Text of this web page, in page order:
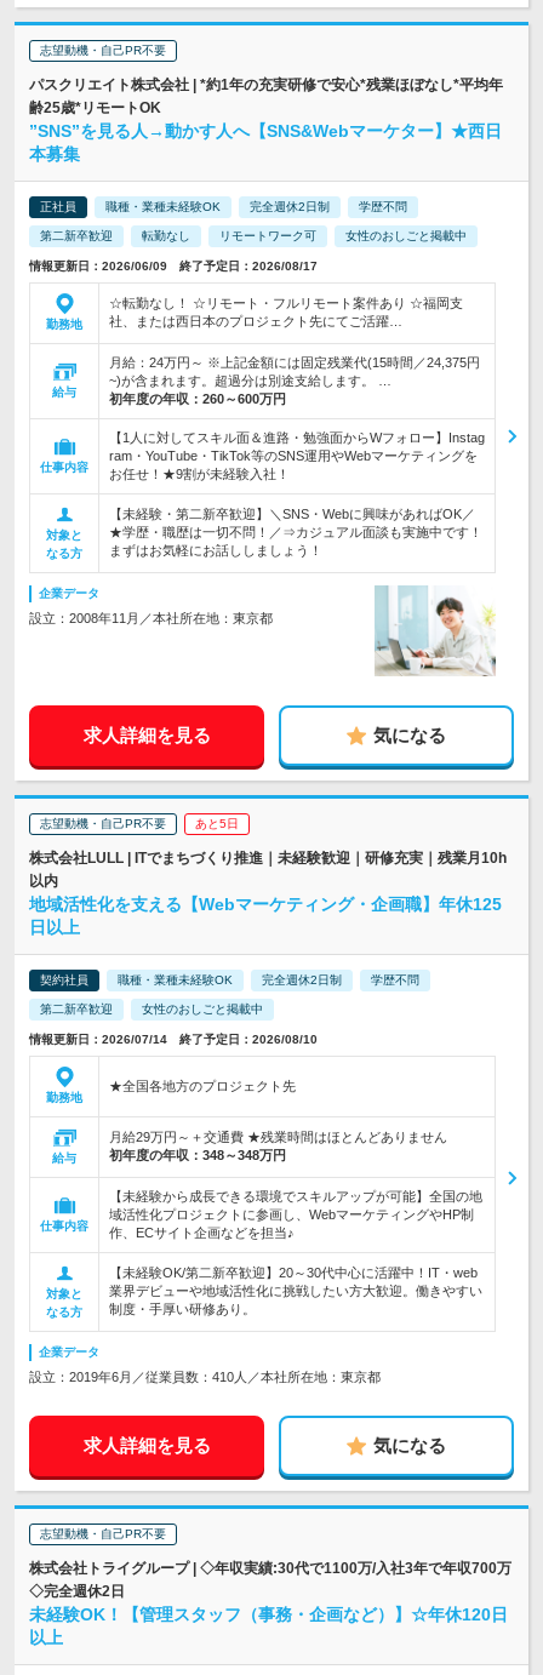
志望動機・自己PR不要
パスクリエイト株式会社 | *約1年の充実研修で安心*残業ほぼなし*平均年
齢25歳*リモートOK
”SNS”を見る人→動かす人へ【SNS&Webマーケター】★西日
本募集
正社員 職種・業種未経験OK 完全週休2日制 学歴不問
第二新卒歓迎 転勤なし リモートワーク可 女性のおしごと掲載中
情報更新日：2026/06/09 終了予定日：2026/08/17
勤務地
☆転勤なし！ ☆リモート・フルリモート案件あり ☆福岡支
社、または西日本のプロジェクト先にてご活躍…
給与
月給：24万円～ ※上記金額には固定残業代(15時間／24,375円
~)が含まれます。超過分は別途支給します。 …
初年度の年収： 260～600万円
仕事内容
【1人に対してスキル面＆進路・勉強面からWフォロー】Instag
ram・YouTube・TikTok等のSNS運用やWebマーケティングを
お任せ！★9割が未経験入社！
対象と
なる方
【未経験・第二新卒歓迎】＼SNS・Webに興味があればOK／
★学歴・職歴は一切不問！／⇒カジュアル面談も実施中です！
まずはお気軽にお話ししましょう！
企業データ
設立：2008年11月／本社所在地：東京都
求人詳細を見る 気になる
志望動機・自己PR不要 あと5日
株式会社LULL | ITでまちづくり推進｜未経験歓迎｜研修充実｜残業月10h
以内
地域活性化を支える【Webマーケティング・企画職】年休125
日以上
契約社員 職種・業種未経験OK 完全週休2日制 学歴不問
第二新卒歓迎 女性のおしごと掲載中
情報更新日：2026/07/14 終了予定日：2026/08/10
勤務地
★全国各地方のプロジェクト先
給与
月給29万円～＋交通費 ★残業時間はほとんどありません
初年度の年収： 348～348万円
仕事内容
【未経験から成長できる環境でスキルアップが可能】全国の地
域活性化プロジェクトに参画し、WebマーケティングやHP制
作、ECサイト企画などを担当♪
対象と
なる方
【未経験OK/第二新卒歓迎】20～30代中心に活躍中！IT・web
業界デビューや地域活性化に挑戦したい方大歓迎。働きやすい
制度・手厚い研修あり。
企業データ
設立：2019年6月／従業員数：410人／本社所在地：東京都
求人詳細を見る 気になる
志望動機・自己PR不要
株式会社トライグループ | ◇年収実績:30代で1100万/入社3年で年収700万
◇完全週休2日
未経験OK！【管理スタッフ（事務・企画など）】☆年休120日
以上